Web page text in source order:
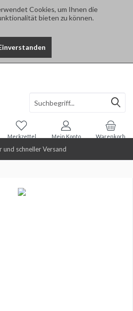
Cookies, um Ihnen die
bieten zu können.
und schneller Versand
Warenkorb
Merkzettel Mein Konto